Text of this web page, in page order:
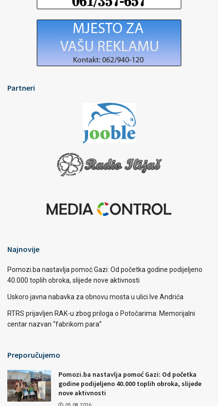
Partneri
Najnovije
Pomozi.ba nastavlja pomoć Gazi: Od početka godine podijeljeno
40.000 toplih obroka, slijede nove aktivnosti
Uskoro javna nabavka za obnovu mosta u ulici Ive Andrića
RTRS prijavljen RAK-u zbog priloga o Potočarima: Memorijalni
centar nazvan “fabrikom para”
Preporučujemo
Pomozi.ba nastavlja pomoć Gazi: Od početka
godine podijeljeno 40.000 toplih obroka, slijede
nove aktivnosti